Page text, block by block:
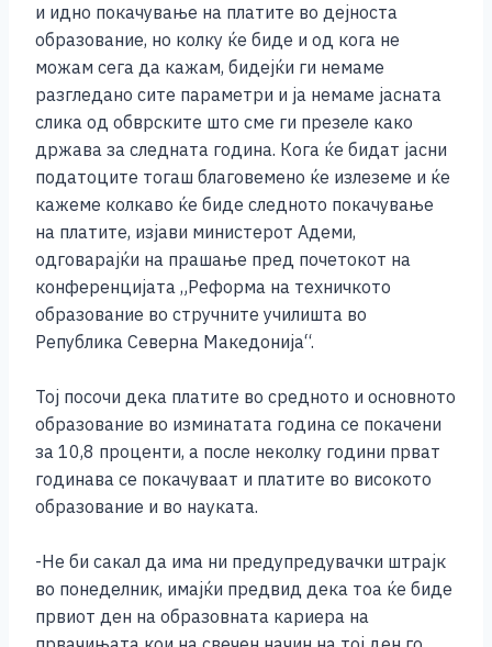
и идно покачување на платите во дејноста
образование, но колку ќе биде и од кога не
можам сега да кажам, бидејќи ги немаме
разгледано сите параметри и ја немаме јасната
слика од обврските што сме ги презеле како
држава за следната година. Кога ќе бидат јасни
податоците тогаш благовемено ќе излеземе и ќе
кажеме колкаво ќе биде следното покачување
на платите, изјави министерот Адеми,
одговарајќи на прашање пред почетокот на
конференцијата „Реформа на техничкото
образование во стручните училишта во
Република Северна Македонија“.
Тој посочи дека платите во средното и основното
образование во изминатата година се покачени
за 10,8 проценти, а после неколку години прват
годинава се покачуваат и платите во високото
образование и во науката.
-Не би сакал да има ни предупредувачки штрајк
во понеделник, имајќи предвид дека тоа ќе биде
првиот ден на образовната кариера на